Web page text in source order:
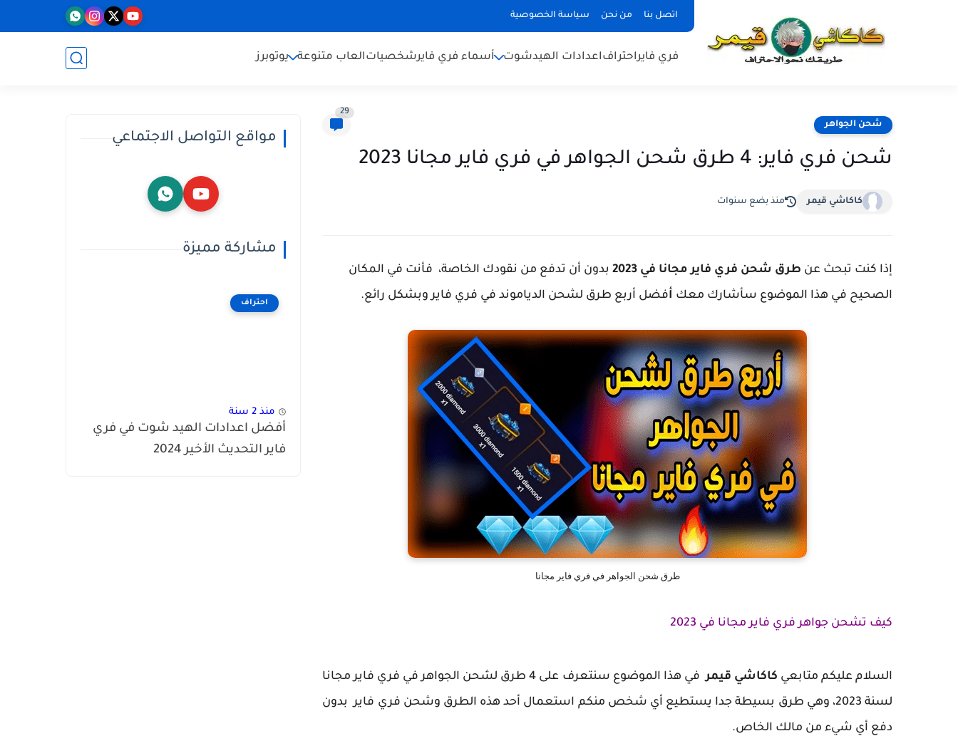
اتصل بنا من نحن سياسة الخصوصية
فري فايراحترافاعدادات الهيدشوت أسماء فري فايرشخصياتالعاب متنوعة يوتوبرز
شحن الجواهر
29
شحن فري فاير: 4 طرق شحن الجواهر في فري فاير مجانا 2023
كاكاشي قيمر منذ بضع سنوات
إذا كنت تبحث عن طرق شحن فري فاير مجانا في 2023
بدون أن تدفع من نقودك الخاصة، فأنت في المكان
الصحيح في هذا الموضوع سأشارك معك أفضل أربع طرق لشحن الدياموند في فري فاير وبشكل رائع.
طرق شحن الجواهر في فري فاير مجانا
كيف تشحن جواهر فري فاير مجانا في 2023
السلام عليكم متابعي كاكاشي قيمرفي هذا الموضوع سنتعرف على
4 طرق لشحن الجواهر في فري فاير مجانا
لسنة 2023،
وهي طرق بسيطة جدا يستطيع أي شخص منكم استعمال أحد هذه الطرق وشحن فري فاير بدون
دفع أي شيء من مالك الخاص.
مواقع التواصل الاجتماعي
مشاركة مميزة
احتراف
منذ 2 سنة
أفضل اعدادات الهيد شوت في فري
فاير التحديث الأخير 2024